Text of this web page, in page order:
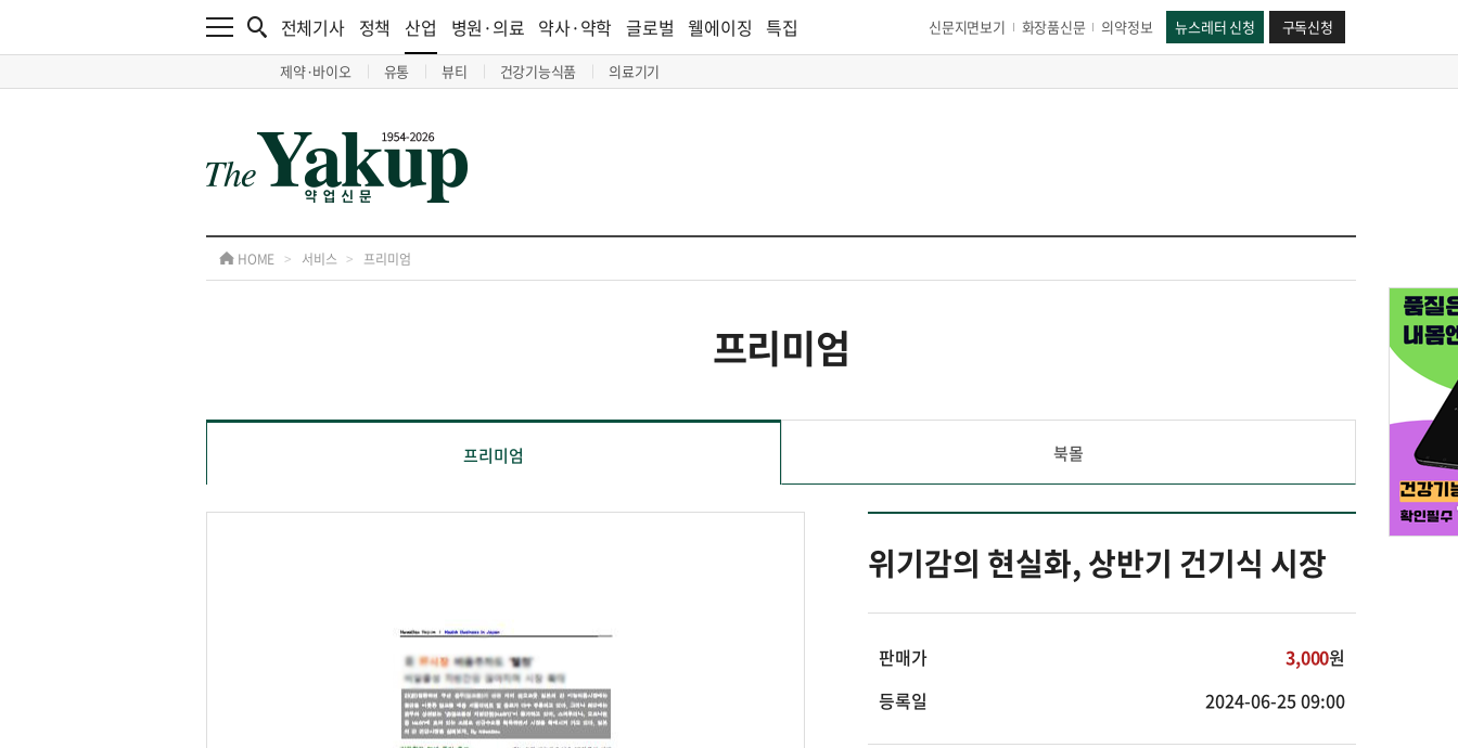
전체기사 정책 산업
제약·바이오 유통 뷰티 건강기능식품 의료기기
병원·의료 약사·약학 글로벌 웰에이징 특집 신문지면보기 화장품신문 의약정보 뉴스레터 신청 구독신청
HOME > 서비스 > 프리미엄
프리미엄
프리미엄 북몰
위기감의 현실화, 상반기 건기식 시장
판매가 3,000원
등록일
2024-06-25 09:00